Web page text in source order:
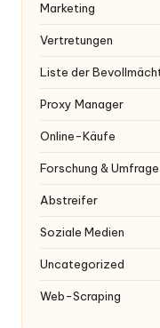
Marketing
Vertretungen
Liste der
Proxy Manager
Online-Käufe
Forschung & Umfrage
Abstreifer
Soziale Medien
Uncategorized
Web-Scraping